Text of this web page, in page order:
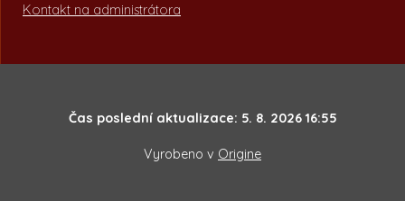
Kontakt na administrátora
Čas poslední aktualizace: 5. 8. 2026 16:55
Vyrobeno v Origine